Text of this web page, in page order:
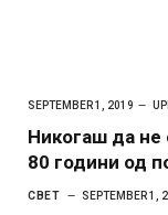
SEPTEMBER 1, 2019
Никогаш да не
80 години од
СВЕТ SEPTEMBER 1,